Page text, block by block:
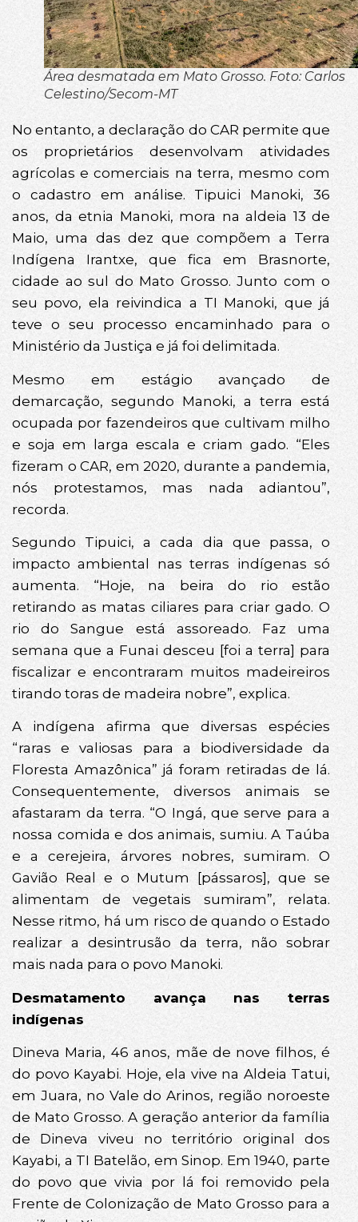
Área desmatada em Mato Grosso. Foto: Carlos
Celestino/Secom-MT
No entanto, a declaração do CAR permite que
os proprietários desenvolvam atividades
agrícolas e comerciais na terra, mesmo com
o cadastro em análise. Tipuici Manoki, 36
anos, da etnia Manoki, mora na aldeia 13 de
Maio, uma das dez que compõem a Terra
Indígena Irantxe, que fica em Brasnorte,
cidade ao sul do Mato Grosso. Junto com o
seu povo, ela reivindica a TI Manoki, que já
teve o seu processo encaminhado para o
Ministério da Justiça e já foi delimitada.
Mesmo em estágio avançado de
demarcação, segundo Manoki, a terra está
ocupada por fazendeiros que cultivam milho
e soja em larga escala e criam gado. “Eles
fizeram o CAR, em 2020, durante a pandemia,
nós protestamos, mas nada adiantou”,
recorda.
Segundo Tipuici, a cada dia que passa, o
impacto ambiental nas terras indígenas só
aumenta. “Hoje, na beira do rio estão
retirando as matas ciliares para criar gado. O
rio do Sangue está assoreado. Faz uma
semana que a Funai desceu [foi a terra] para
fiscalizar e encontraram muitos madeireiros
tirando toras de madeira nobre”, explica.
A indígena afirma que diversas espécies
“raras e valiosas para a biodiversidade da
Floresta Amazônica” já foram retiradas de lá.
Consequentemente, diversos animais se
afastaram da terra. “O Ingá, que serve para a
nossa comida e dos animais, sumiu. A Taúba
e a cerejeira, árvores nobres, sumiram. O
Gavião Real e o Mutum [pássaros], que se
alimentam de vegetais sumiram”, relata.
Nesse ritmo, há um risco de quando o Estado
realizar a desintrusão da terra, não sobrar
mais nada para o povo Manoki.
Desmatamento avança nas terras
indígenas
Dineva Maria, 46 anos, mãe de nove filhos, é
do povo Kayabi. Hoje, ela vive na Aldeia Tatui,
em Juara, no Vale do Arinos, região noroeste
de Mato Grosso. A geração anterior da família
de Dineva viveu no território original dos
Kayabi, a TI Batelão, em Sinop. Em 1940, parte
do povo que vivia por lá foi removido pela
Frente de Colonização de Mato Grosso para a